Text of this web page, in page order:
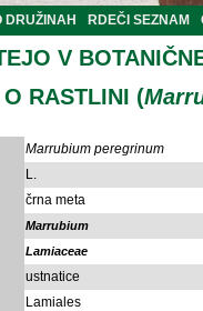
DRUŽINAH RDEČI SEZNAM
V
RASTLINI (
Marrubium peregrinum
L.
črna meta
Marrubium
Lamiaceae
ustnatice
Lamiales